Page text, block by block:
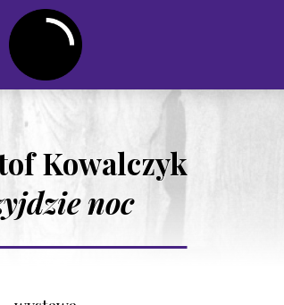
Kowalczyk
noc